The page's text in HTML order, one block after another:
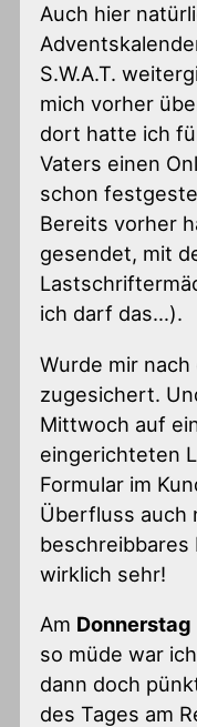
Auch hier
S.W.A.T.
mich vorher
dort hatte ich
Vaters einen
schon
Bereits vorher
gesendet, mit
ich darf das…).
Wurde mir
zugesichert.
Mittwoch auf
eingerichteten
Formular im
Überfluss auch
beschreibbares
wirklich sehr!
Am Donnerstag
so müde war
dann doch
des Tages am